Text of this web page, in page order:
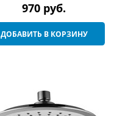
970 руб.
ДОБАВИТЬ В КОРЗИНУ